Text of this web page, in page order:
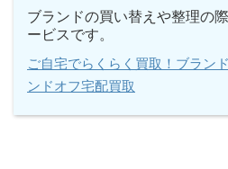
ブランドの買い替えや整理の
ービスです。
ご自宅でらくらく買取！ブラン
ンドオフ宅配買取